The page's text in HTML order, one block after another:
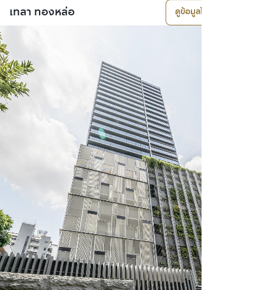
เทลา ทองหล่อ ดูข้อมูลโครงการ